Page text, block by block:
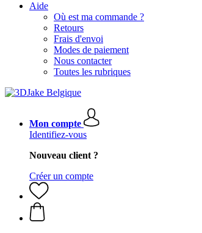
Aide
Où est ma commande ?
Retours
Frais d'envoi
Modes de paiement
Nous contacter
Toutes les rubriques
Mon compte
Identifiez-vous
Nouveau client ?
Créer un compte